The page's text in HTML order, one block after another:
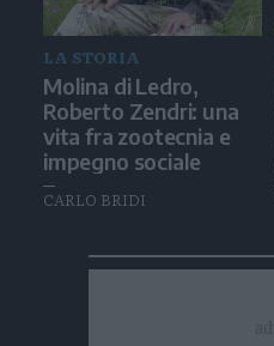
LA STORIA
Molina di Ledro,
Roberto Zendri: una
vita fra zootecnia e
impegno sociale
CARLO BRIDI